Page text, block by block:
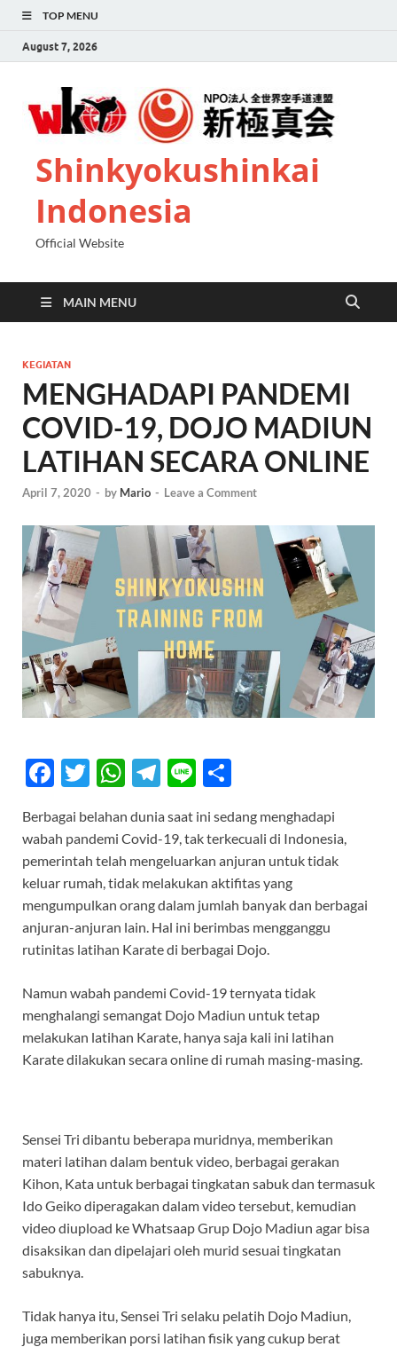
TOP MENU
August 7, 2026
Shinkyokushinkai
Indonesia
Official Website
MAIN MENU
KEGIATAN
MENGHADAPI PANDEMI
COVID-19, DOJO MADIUN
LATIHAN SECARA ONLINE
April 7, 2020 - by Mario - Leave a Comment
F
e
b
o
o
k
T
itt
er
W
at
s
A
p
p
T
e
gr
a
m
Li
e ar
e
Berbagai belahan dunia saat ini sedang menghadapi
wabah pandemi Covid-19, tak terkecuali di Indonesia,
pemerintah telah mengeluarkan anjuran untuk tidak
keluar rumah, tidak melakukan aktifitas yang
mengumpulkan orang dalam jumlah banyak dan berbagai
anjuran-anjuran lain. Hal ini berimbas mengganggu
rutinitas latihan Karate di berbagai Dojo.
Namun wabah pandemi Covid-19 ternyata tidak
menghalangi semangat Dojo Madiun untuk tetap
melakukan latihan Karate, hanya saja kali ini latihan
Karate dilakukan secara online di rumah masing-masing.
Sensei Tri dibantu beberapa muridnya, memberikan
materi latihan dalam bentuk video, berbagai gerakan
Kihon, Kata untuk berbagai tingkatan sabuk dan termasuk
Ido Geiko diperagakan dalam video tersebut, kemudian
video diupload ke Whatsaap Grup Dojo Madiun agar bisa
disaksikan dan dipelajari oleh murid sesuai tingkatan
sabuknya.
Tidak hanya itu, Sensei Tri selaku pelatih Dojo Madiun,
juga memberikan porsi latihan fisik yang cukup berat